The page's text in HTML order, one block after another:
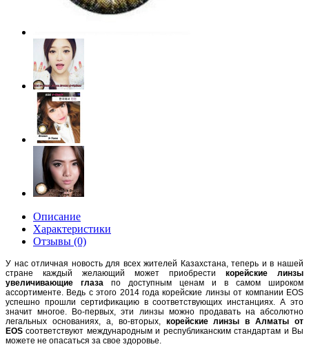
Описание
Характеристики
Отзывы (0)
У нас отличная новость для всех жителей Казахстана, теперь и в нашей
стране каждый желающий может приобрести корейские линзы
увеличивающие глаза по доступным ценам и в самом широком
ассортименте. Ведь с этого 2014 года корейские линзы от компании EOS
успешно прошли сертификацию в соответствующих инстанциях. А это
значит многое. Во-первых, эти линзы можно продавать на абсолютно
легальных основаниях, а, во-вторых,корейские линзы в Алматы от
EOS соответствуют международным и республиканским стандартам и Вы
можете не опасаться за свое здоровье.